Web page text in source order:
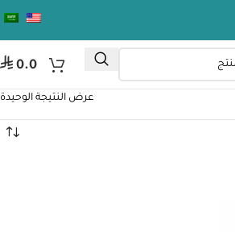
⃁ 0.0
عرض النتيجة الوحيدة